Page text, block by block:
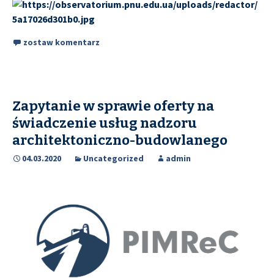
zostaw komentarz
Zapytanie w sprawie oferty na
świadczenie usług nadzoru
architektoniczno-budowlanego
04.03.2020 Uncategorized admin